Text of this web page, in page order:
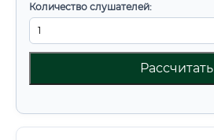
Количество слушателей:
Рассчитать